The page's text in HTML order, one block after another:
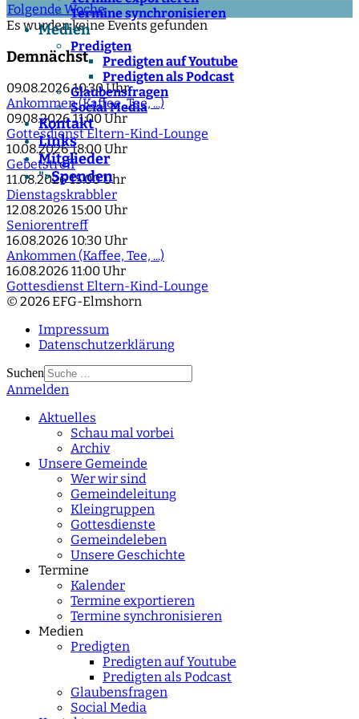
Termine synchronisieren
Medien
Predigten
Predigten auf Youtube
Predigten als Podcast
Glaubensfragen
Social Media
Kontakt
Links
Mitglieder
">Spenden
Folgende Woche
Es wurden keine Events gefunden
Demnächst
09.08.2026 10:30 Uhr
Ankommen (Kaffee, Tee, ...)
09.08.2026 11:00 Uhr
Gottesdienst Eltern-Kind-Lounge
10.08.2026 18:00 Uhr
Gebetstreff
11.08.2026 15:00 Uhr
Dienstagskrabbler
12.08.2026 15:00 Uhr
Seniorentreff
16.08.2026 10:30 Uhr
Ankommen (Kaffee, Tee, ...)
16.08.2026 11:00 Uhr
Gottesdienst Eltern-Kind-Lounge
© 2026 EFG-Elmshorn
Impressum
Datenschutzerklärung
Suchen
Type 2 or more
Anmelden
Aktuelles
Schau mal vorbei
Archiv
Unsere Gemeinde
Wer wir sind
Gemeindeleitung
Kleingruppen
Gottesdienste
Gemeindeleben
Unsere Geschichte
Termine
Kalender
Termine exportieren
Termine synchronisieren
Medien
Predigten
Predigten auf Youtube
Predigten als Podcast
Glaubensfragen
Social Media